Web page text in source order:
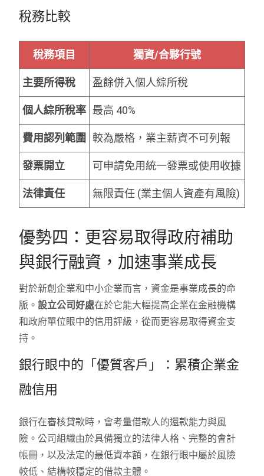
稅務比較
稅務項目 獨資/合夥行號
主要所得稅 盈餘併入個人綜所稅
個人綜所稅率 最高 40%
費用認列範圍 較為嚴格，業主薪資不可列報
發票開立 可申請免用統一發票或使用收據
法律責任 無限責任 (業主個人資產有風險)
優勢四：更容易取得政府補助
與銀行融資，加速事業成長
對於新創企業和中小企業而言，資金是事業成長的命
脈。設立公司好處在於它能大幅提高企業在金融機構
和政府單位眼中的信用評級，從而更容易取得資金支
持。
銀行眼中的「優質客戶」：累積企業金
融信用
銀行在審核貸款時，會考量借款人的還款能力與風
險。公司組織由於具備獨立的法律人格、完整的會計
帳冊，以及法定的最低資本額，在銀行眼中屬於風險
較低、結構較穩定的借款主體。